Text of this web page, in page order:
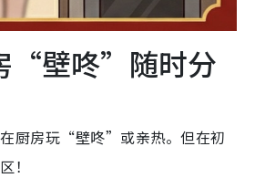
“壁咚”随时分
厨房玩“壁咚”或亲热。但在初
！